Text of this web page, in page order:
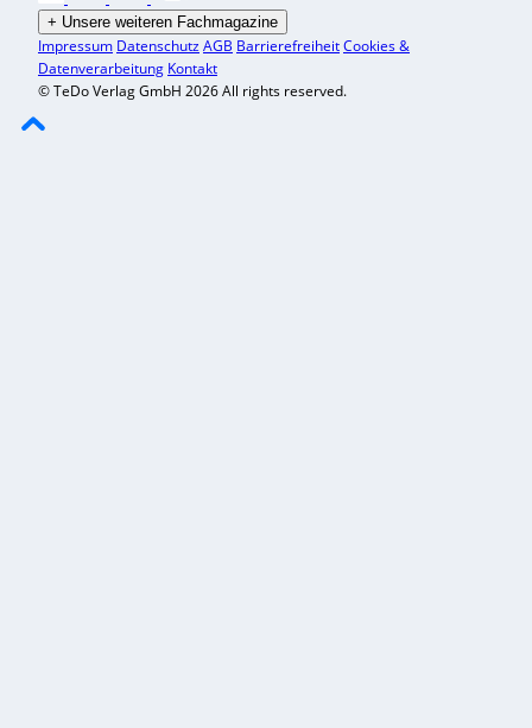
+ Unsere weiteren Fachmagazine
Impressum DatenschutzAGB BarrierefreiheitCookies &
Datenverarbeitung Kontakt
© TeDo Verlag GmbH 2026 All rights reserved.